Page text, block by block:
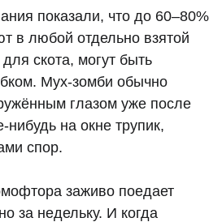
показали, что до 60–80%
в любой отдельно взятой
скота, могут быть
Мух-зомби обычно
глазом уже после
нибудь на окне трупик,
спор.
заживо поедает
за недельку. И когда